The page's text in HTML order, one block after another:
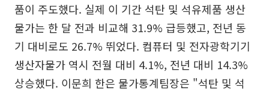
품이 주도했다. 실제 이 기간 석탄 및 석유제품 생산
물가는 한 달 전과 비교해 31.9% 급등했고, 전년 동
기 대비로도 26.7% 뛰었다. 컴퓨터 및 전자광학기기
생산자물가 역시 전월 대비 4.1%, 전년 대비 14.3%
상승했다. 이문희 한은 물가통계팀장은 "석탄 및 석